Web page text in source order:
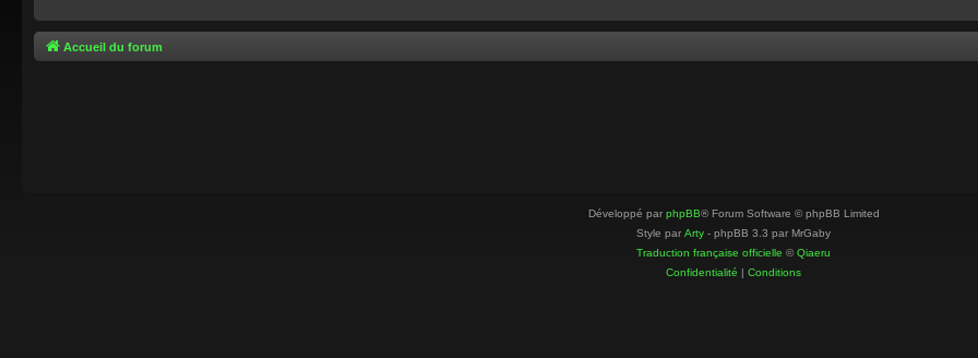
Accueil du forum
Développé par phpBB® Forum Software © phpBB Limited
Style par Arty - phpBB 3.3 par MrGaby
Traduction française officielle ©Qiaeru
Confidentialité | Conditions